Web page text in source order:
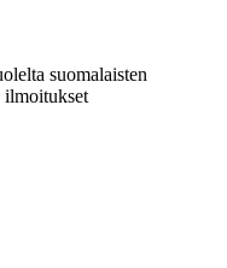
suomalaisten
ilmoitukset